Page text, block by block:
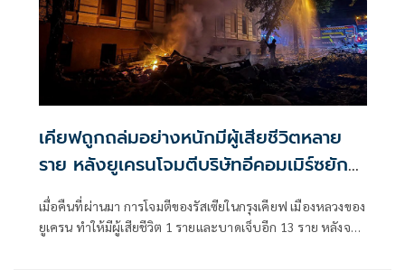
เคียฟถูกถล่มอย่างหนักมีผู้เสียชีวิตหลาย
ราย หลังยูเครนโจมตีบริษัทอีคอมเมิร์ซยักษ์
ใหญ่ของรัสเซีย
เมื่อคืนที่ผ่านมา การโจมตีของรัสเซียในกรุงเคียฟ เมืองหลวงของ
ยูเครน ทำให้มีผู้เสียชีวิต 1 รายและบาดเจ็บอีก 13 ราย หลังจาก